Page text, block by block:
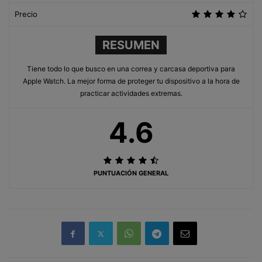
Precio
RESUMEN
Tiene todo lo que busco en una correa y carcasa deportiva para
Apple Watch. La mejor forma de proteger tu dispositivo a la hora de
practicar actividades extremas.
4.6
PUNTUACIÓN GENERAL